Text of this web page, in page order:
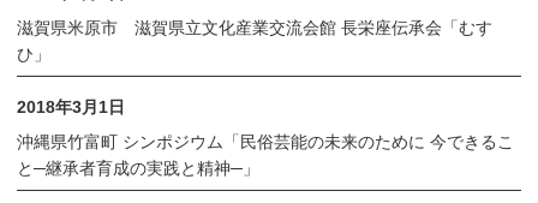
滋賀県米原市 滋賀県立文化産業交流会館 長栄座伝承会「むす
ひ」
2018年3月1日
沖縄県竹富町 シンポジウム「民俗芸能の未来のために 今できるこ
と─継承者育成の実践と精神─」